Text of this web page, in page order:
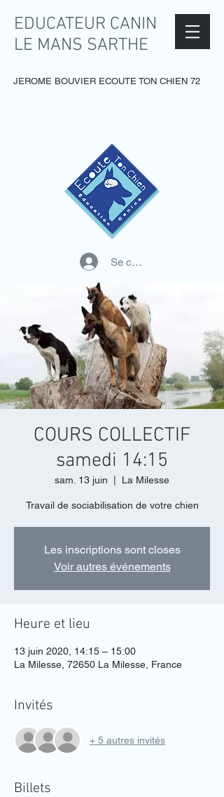
EDUCATEUR CANIN
LE MANS SARTHE
JEROME BOUVIER ECOUTE TON CHIEN 72
Se connecter
COURS COLLECTIF
samedi 14:15
sam. 13 juin La Milesse
Travail de sociabilisation de votre chien
Les inscriptions sont closes
Voir autres événements
Heure et lieu
13 juin 2020, 14:15 – 15:00
La Milesse, 72650 La Milesse, France
Invités
+ 5 autres invités
Billets